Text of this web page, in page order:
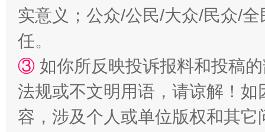
实意义；公众/公民/大众/民众/
任。
③ 如你所反映投诉报料和投稿
法规或不文明用语，请谅解！
容，涉及个人或单位版权和其它